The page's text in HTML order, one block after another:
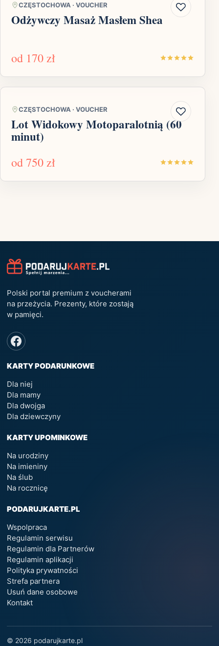
CZĘSTOCHOWA · VOUCHER
Odżywczy Masaż Masłem Shea
od 170 zł
CZĘSTOCHOWA · VOUCHER
Lot Widokowy Motoparalotnią (60
minut)
od750 zł
Polski portal premium z voucherami
na przeżycia. Prezenty, które zostają
w pamięci.
KARTY PODARUNKOWE
Dla niej
Dla mamy
Dla dwojga
Dla dziewczyny
KARTY UPOMINKOWE
Na urodziny
Na imieniny
Na ślub
Na rocznicę
PODARUJKARTE.PL
Wspolpraca
Regulamin serwisu
Regulamin dla Partnerów
Regulamin aplikacji
Polityka prywatności
Strefa partnera
Usuń dane osobowe
Kontakt
© 2026 podarujkarte.pl